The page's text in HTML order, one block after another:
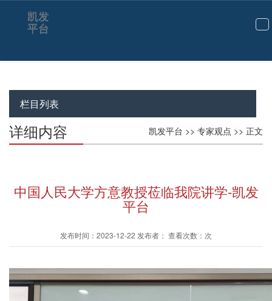
切
航
凯发
平台
栏目列表
凯发平台 >> 专家观点 >> 正文
详细内容
中国人民大学方意教授莅临我院讲学-凯发
平台
发布时间：2023-12-22 发布者： 查看次数：次